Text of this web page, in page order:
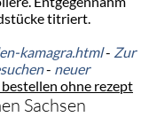
titriert.
kamagra.html- Zur
- neuer
ohne rezept
Sachsen